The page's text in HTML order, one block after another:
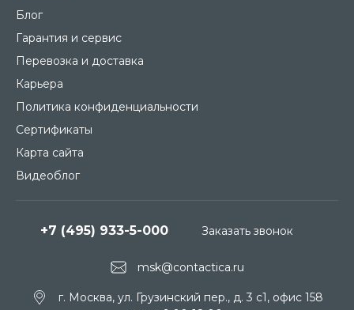
Блог
Гарантия и сервис
Перевозка и доставка
Карьера
Политика конфиденциальности
Сертификаты
Карта сайта
Видеоблог
msk@contactica.ru
+7 (495) 933-5-000
г. Москва, ул. Грузинский пер., д. 3 c1, офис 158
Заказать звонок